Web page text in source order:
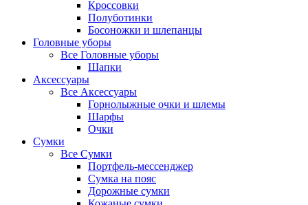
Кроссовки
Полуботинки
Босоножки и шлепанцы
Головные уборы
Все Головные уборы
Шапки
Аксессуары
Все Аксессуары
Горнолыжные очки и шлемы
Шарфы
Очки
Сумки
Все Сумки
Портфель-мессенджер
Сумка на пояс
Дорожные сумки